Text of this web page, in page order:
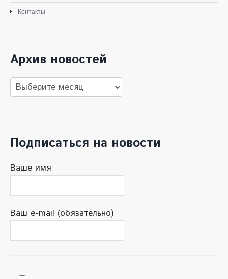
Контакты
Архив новостей
Архив
новостей
Подписаться на новости
Ваше имя
Ваш e-mail (обязательно)